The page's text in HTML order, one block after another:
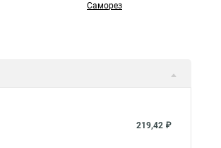
Саморез
219,42 ₽